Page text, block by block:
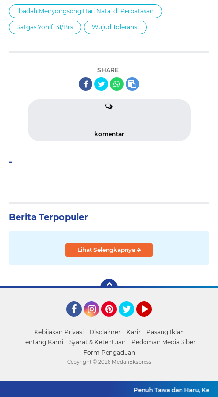
Ibadah Menyongsong Hari Natal di Perbatasan
Satgas Yonif 131/Brs Wujud Toleransi
SHARE
komentar
-
Berita Terpopuler
Lihat Selengkapnya
Kebijakan Privasi Disclaimer Karir
Pasang Iklan
Tentang Kami
Syarat & Ketentuan
Pedoman Media Siber
Form Pengaduan
Penuh Tawa dan Haru,
Copyright © 2026 MedanEkspress